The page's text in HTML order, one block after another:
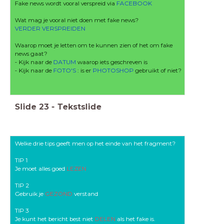
Fake news wordt vooral verspreid via FACEBOOK
Wat mag je vooral niet doen met fake news?
VERDER VERSPREIDEN
Waarop moet je letten om te kunnen zien of het om fake
news gaat?
- Kijk naar de DATUM waarop iets geschreven is
- Kijk naar de FOTO'S: is er PHOTOSHOPgebruikt of niet?
Slide 23 - Tekstslide
Welke drie tips geeft men op het einde van het fragment?
TIP 1
Je moet alles goed LEZEN
TIP 2
Gebruik je GEZOND verstand
TIP 3
Je kunt het bericht best niet DELEN als het fake is.